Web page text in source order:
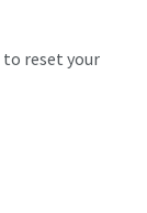
to reset your